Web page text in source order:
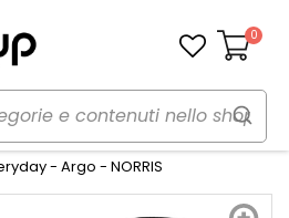
Carrello
0
interni e comfort
- Argo - NORRIS